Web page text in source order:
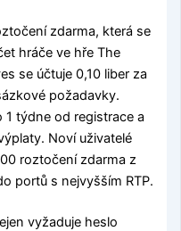
zdarma, která se
hráče ve hře The
se účtuje 0,10 liber za
požadavky.
týdne od registrace a
Noví uživatelé
roztočení zdarma z
portů s nejvyšším RTP.
vyžaduje heslo